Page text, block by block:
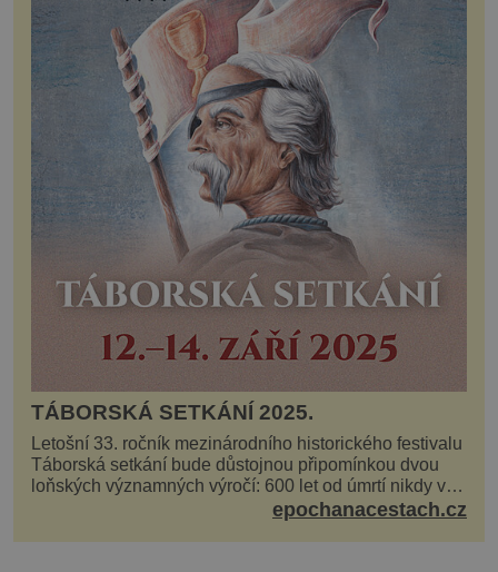
TÁBORSKÁ SETKÁNÍ 2025.
Letošní 33. ročník mezinárodního historického festivalu
Táborská setkání bude důstojnou připomínkou dvou
loňských významných výročí: 600 let od úmrtí nikdy v
poli neporaženého hejtmana Jana Žižky z Tr...
epochanacestach.cz